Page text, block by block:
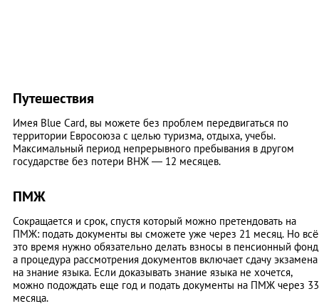
Путешествия
Имея Blue Card, вы можете без проблем передвигаться по
территории Евросоюза с целью туризма, отдыха, учебы.
Максимальный период непрерывного пребывания в другом
государстве без потери ВНЖ — 12 месяцев.
ПМЖ
Сокращается и срок, спустя который можно претендовать на
ПМЖ: подать документы вы сможете уже через 21 месяц. Но всё
это время нужно обязательно делать взносы в пенсионный
а процедура рассмотрения документов включает сдачу экзамена
на знание языка. Если доказывать знание языка не хочется,
можно подождать еще год и подать документы на ПМЖ через 33
месяца.